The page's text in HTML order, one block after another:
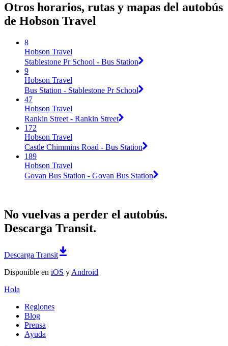
Otros horarios, rutas y mapas del autobús
de Hobson Travel
8
Hobson Travel
Stablestone Pr School - Bus Station
9
Hobson Travel
Bus Station - Stablestone Pr School
47
Hobson Travel
Rankin Street - Rankin Street
172
Hobson Travel
Castle Chimmins Road - Bus Station
189
Hobson Travel
Govan Bus Station - Govan Bus Station
No vuelvas a perder el autobús.
Descarga Transit.
Descarga Transit
Disponible en iOS y Android
Hola
Regiones
Blog
Prensa
Ayuda